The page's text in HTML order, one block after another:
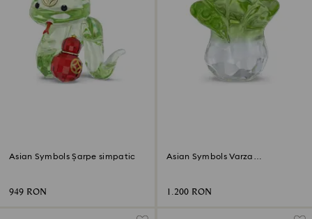
Asian Symbols Șarpe simpatic
949 RON
Asian Symbols Varza
1.200 RON